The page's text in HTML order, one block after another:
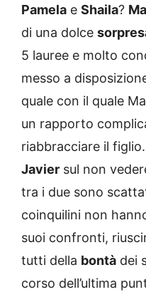
Pamela e Shaila?
di una dolce
5 lauree e molto
messo a
quale con il quale
un rapporto
riabbracciare il
Javier sul non
tra i due sono
coinquilini non
suoi confronti,
tutti della bontà dei
corso dell’ultima